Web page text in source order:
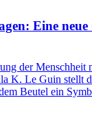
Eine neue
der Menschheit
K. Le Guin stellt
Beutel ein